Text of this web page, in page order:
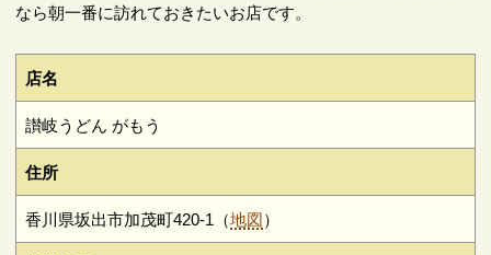
なら朝一番に訪れておきたいお店です。
店名
讃岐うどん がもう
住所
香川県坂出市加茂町420-1（地図）